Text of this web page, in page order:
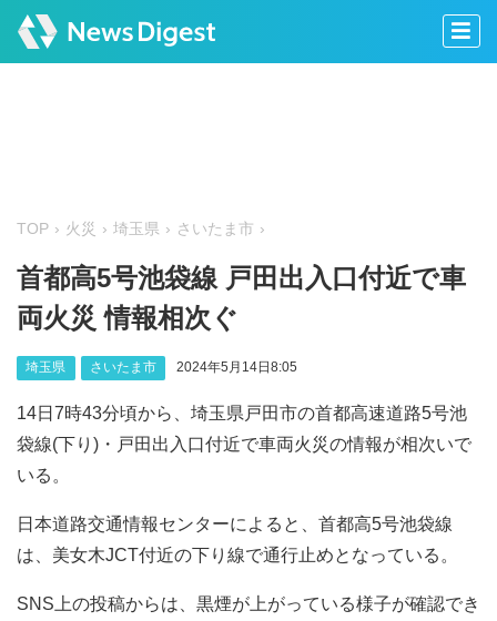
TOP 火災 埼玉県 さいたま市
首都高5号池袋線 戸田出入口付近で車
両火災 情報相次ぐ
埼玉県 さいたま市 2024年5月14日8:05
14日7時43分頃から、埼玉県戸田市の首都高速道路5号池
袋線(下り)・戸田出入口付近で車両火災の情報が相次いで
いる。
日本道路交通情報センターによると、首都高5号池袋線
は、美女木JCT付近の下り線で通行止めとなっている。
SNS上の投稿からは、黒煙が上がっている様子が確認でき